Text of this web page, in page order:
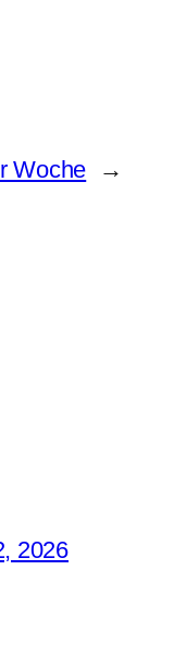
Woche →
2026